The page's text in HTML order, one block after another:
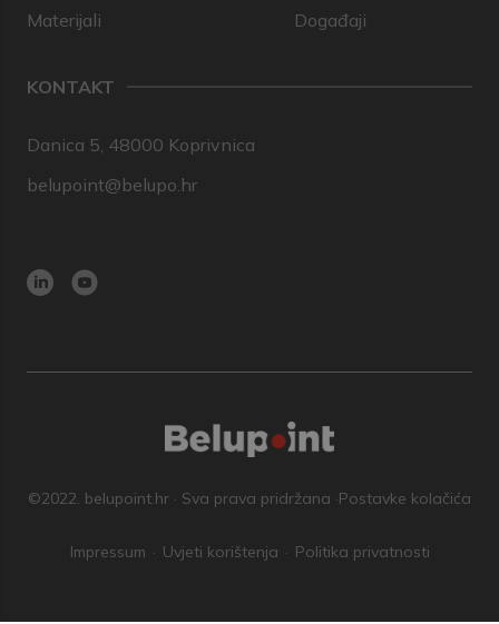
Materijali
Događaji
KONTAKT
Danica 5, 48000 Koprivnica
belupoint@belupo.hr
©2022. belupoint.hr · Sva prava pridržana ·Postavke kolačića
Impressum Uvjeti korištenja Politika privatnosti